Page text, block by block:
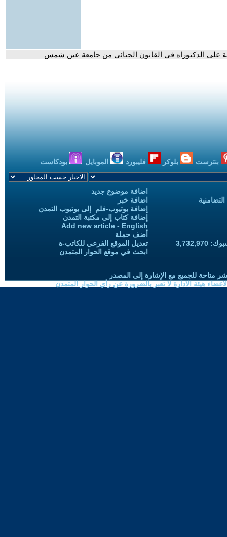
على الدكتوراه في القانون الجنائي من جامعة عين شمس
بنترست بلوكر فليبورد الموبايل بودكاست
اضافة موضوع جديد
اضافة خبر
إضافة يوتيوب-فلم إلى يوتيوب التمدن
إضافة كتاب إلى مكتبة التمدن
Add new article - English
أضف حملة
تعديل الموقع الفرعي للكاتب-ة
ابحث في موقع الحوار المتمدن
متاحة للجميع مع الإشارة إلى المصدر
هيئة الادارة لا تعبر بالضرورة عن رأي الحوار المتمدن